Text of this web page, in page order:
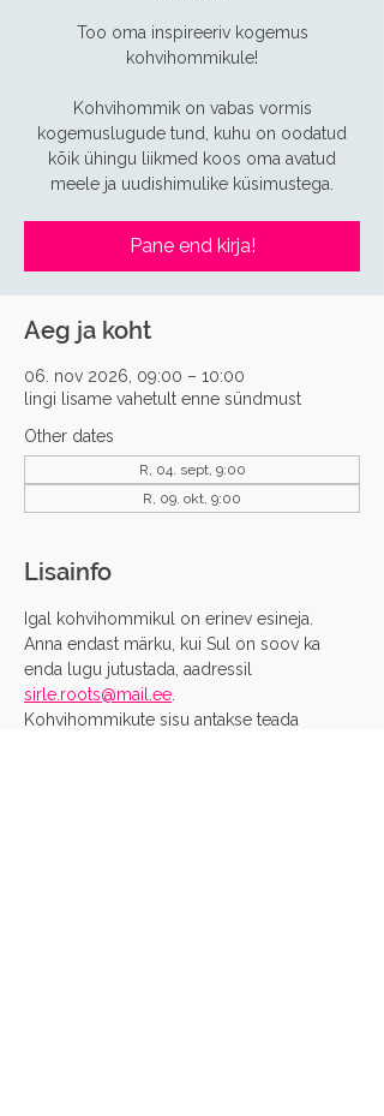
Too oma inspireeriv kogemus
kohvihommikule!
Kohvihommik on vabas vormis
kogemuslugude tund, kuhu on oodatud
kõik ühingu liikmed koos oma avatud
meele ja uudishimulike küsimustega.
Pane end kirja!
Aeg ja koht
06. nov 2026, 09:00 – 10:00
lingi lisame vahetult enne sündmust
Other dates
R, 04. sept, 9:00
R, 09. okt, 9:00
Lisainfo
Igal kohvihommikul on erinev esineja.
Anna endast märku, kui Sul on soov ka
enda lugu jutustada, aadressil
sirle.roots@mail.ee
Kohvihommikute sisu antakse teada